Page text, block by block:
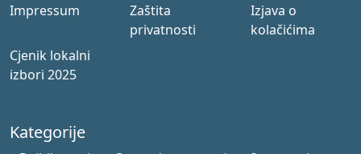
Impressum
Zaštita
privatnosti
Izjava o
kolačićima
Cjenik lokalni
izbori 2025
Kategorije